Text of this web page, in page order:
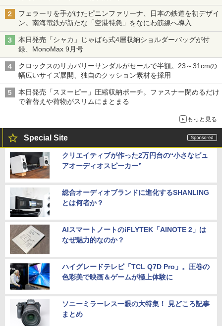
フェラーリを手がけたピニンファリーナ、日本の鉄道を初デザイ
ン。南海電鉄が新たな「空港特急」をなにわ筋線へ導入
本日発売「シャカ」じゃばら式4層収納ショルダーバッグが付
録、MonoMax 9月号
クロックスのリカバリーサンダルがセールで半額。23～31cmの
幅広いサイズ展開、独自のクッション素材を採用
本日発売「スヌーピー」圧縮収納ポーチ。ファスナー閉めるだけ
で着替えや荷物がスリムにまとまる
もっと見る
Special Site
クリエイティブが作った2万円台の“小さなピュ
アオーディオスピーカー”
総合オーディオブランドに進化するSHANLING
とは何者か？
AIスマートノートのiFLYTEK「AINOTE 2」は
なぜ魅力的なのか？
ハイグレードテレビ「TCL Q7D Pro」。圧巻の
色彩美で映画＆ゲームが極上体験に
ソニーミラーレス一眼の大特集！ 見どころ記事
まとめ